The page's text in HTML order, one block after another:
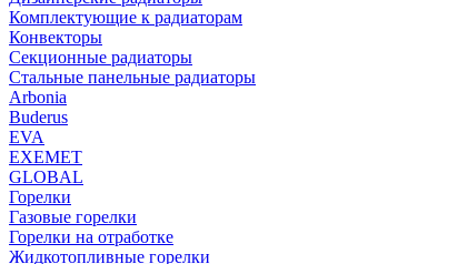
Комплектующие к радиаторам
Конвекторы
Секционные радиаторы
Стальные панельные радиаторы
Arbonia
Buderus
EVA
EXEMET
GLOBAL
Горелки
Газовые горелки
Горелки на отработке
Жидкотопливные горелки